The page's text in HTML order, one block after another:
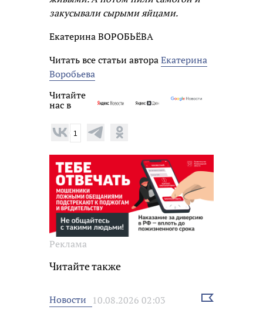
закусывали сырыми яйцами.
Екатерина ВОРОБЬЁВА
Читать все статьи автораЕкатерина
Воробьева
Читайте
нас в
1
Реклама
Читайте также
Новости 10.08.2026 02:03
Выбрать